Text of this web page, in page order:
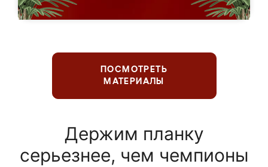
ПОСМОТРЕТЬ
МАТЕРИАЛЫ
Держим планку
серьезнее, чем чемпионы